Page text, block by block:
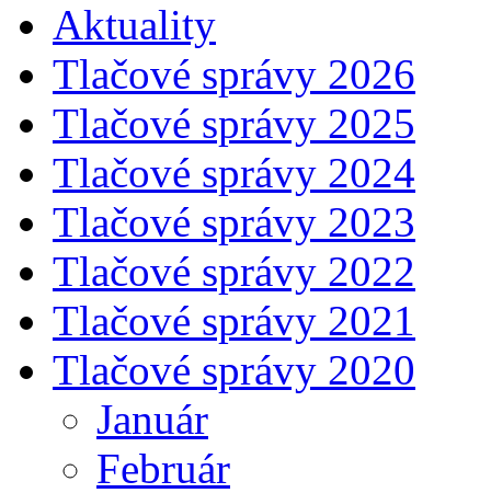
Aktuality
Tlačové správy 2026
Tlačové správy 2025
Tlačové správy 2024
Tlačové správy 2023
Tlačové správy 2022
Tlačové správy 2021
Tlačové správy 2020
Január
Február